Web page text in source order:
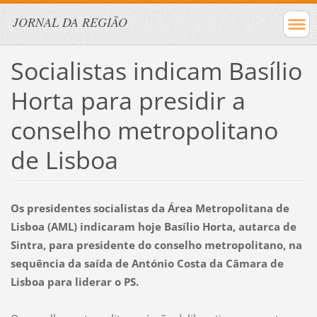
JORNAL DA REGIÃO
Socialistas indicam Basílio
Horta para presidir a
conselho metropolitano
de Lisboa
Os presidentes socialistas da Área Metropolitana de
Lisboa (AML) indicaram hoje Basílio Horta, autarca de
Sintra, para presidente do conselho metropolitano, na
sequência da saída de António Costa da Câmara de
Lisboa para liderar o PS.